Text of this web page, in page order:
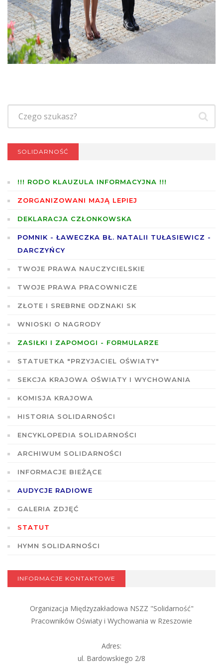
SOLIDARNOŚĆ
!!! RODO KLAUZULA INFORMACYJNA !!!
ZORGANIZOWANI MAJĄ LEPIEJ
DEKLARACJA CZŁONKOWSKA
POMNIK - ŁAWECZKA BŁ. NATALII TUŁASIEWICZ -
DARCZYŃCY
TWOJE PRAWA NAUCZYCIELSKIE
TWOJE PRAWA PRACOWNICZE
ZŁOTE I SREBRNE ODZNAKI SK
WNIOSKI O NAGRODY
ZASIŁKI I ZAPOMOGI - FORMULARZE
STATUETKA "PRZYJACIEL OŚWIATY"
SEKCJA KRAJOWA OŚWIATY I WYCHOWANIA
KOMISJA KRAJOWA
HISTORIA SOLIDARNOŚCI
ENCYKLOPEDIA SOLIDARNOŚCI
ARCHIWUM SOLIDARNOŚCI
INFORMACJE BIEŻĄCE
AUDYCJE RADIOWE
GALERIA ZDJĘĆ
STATUT
HYMN SOLIDARNOŚCI
INFORMACJE KONTAKTOWE
Organizacja Międzyzakładowa NSZZ "Solidarność"
Pracowników Oświaty i Wychowania w Rzeszowie
Adres:
ul. Bardowskiego 2/8